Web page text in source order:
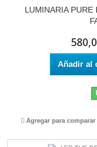
LUMINARIA PURE
Añadir al
Agregar para comparar